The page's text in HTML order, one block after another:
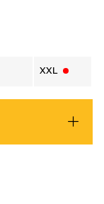
XXL